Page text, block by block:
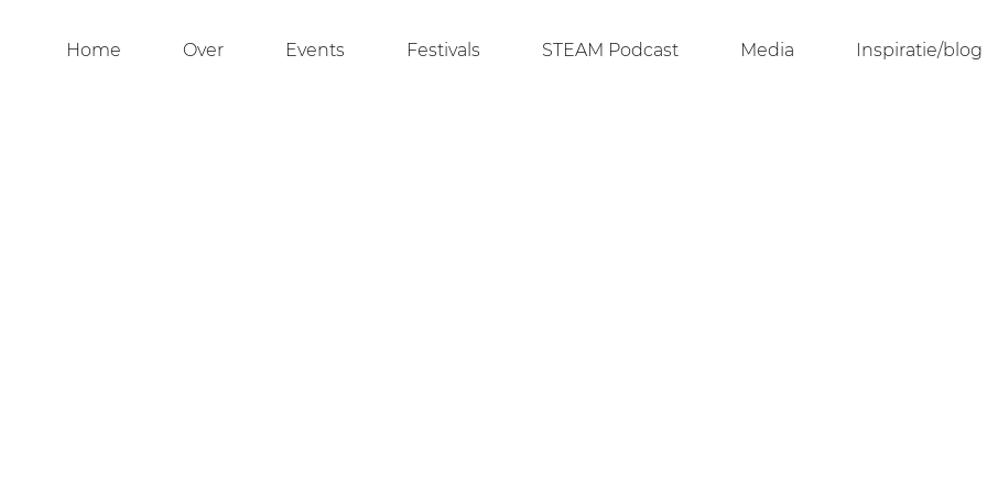
Home Over Events Festivals STEAM Podcast Media Inspiratie/blog